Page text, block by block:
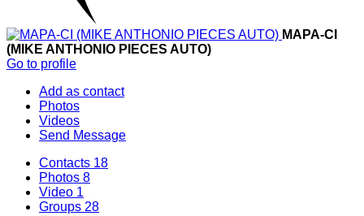
MAPA-CI
(MIKE ANTHONIO PIECES AUTO)
Go to profile
Add as contact
Photos
Videos
Send Message
Contacts 18
Photos 8
Video 1
Groups 28